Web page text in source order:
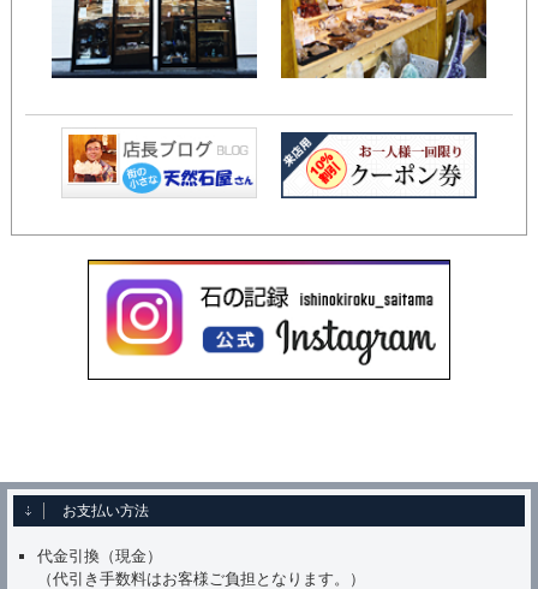
お支払い方法
代金引換（現金）
（代引き手数料はお客様ご負担となります。）